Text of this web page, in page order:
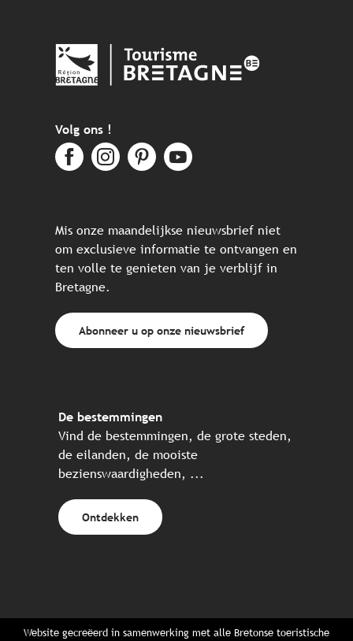
Volg ons !
Mis onze maandelijkse nieuwsbrief niet
om exclusieve informatie te ontvangen en
ten volle te genieten van je verblijf in
Bretagne.
Abonneer u op onze nieuwsbrief
De bestemmingen
Vind de bestemmingen, de grote steden,
de eilanden, de mooiste
bezienswaardigheden, ...
Ontdekken
Website gecreëerd in samenwerking met alle Bretonse toeristische